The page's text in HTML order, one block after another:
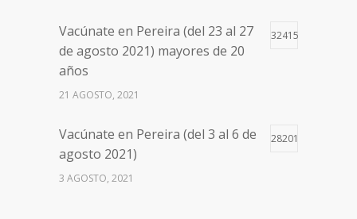
Vacúnate en Pereira (del 23 al 27
de agosto 2021) mayores de 20
años
32415
21 AGOSTO, 2021
Vacúnate en Pereira (del 3 al 6 de
agosto 2021)
28201
3 AGOSTO, 2021